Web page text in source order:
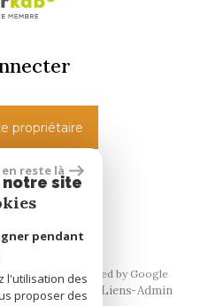
propriétaire
par
Traduction powered by Google
Nos honoraires Liens Admin
en reste là
notre site
pendant
l'utilisation des
proposer des